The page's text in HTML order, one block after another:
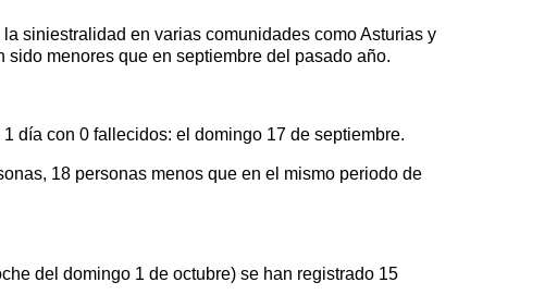
siniestralidad en varias comunidades como Asturias y
menores que en septiembre del pasado año.
día con 0 fallecidos: el domingo 17 de septiembre.
18 personas menos que en el mismo periodo de
del domingo 1 de octubre) se han registrado 15